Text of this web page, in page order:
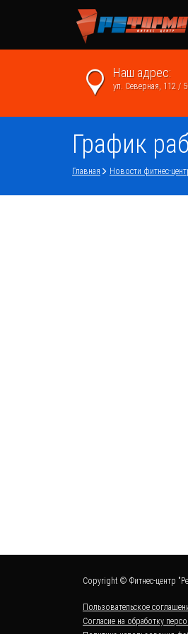
Наш адрес:
ул. Северная, 112 /
График
Главная Новости фитнес-
Copyright © Фитнес-центр
Пользовательское
Согласие на обработку
Пользуясь
используем